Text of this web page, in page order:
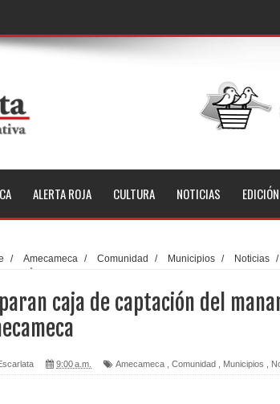
ALERTA ROJA CULTURA NOTICIAS
/ Amecameca / Comunidad / Municipios / Noticias /
en Amecameca
caja de captación del
9:00 a.m. Amecameca Comunidad Municipios